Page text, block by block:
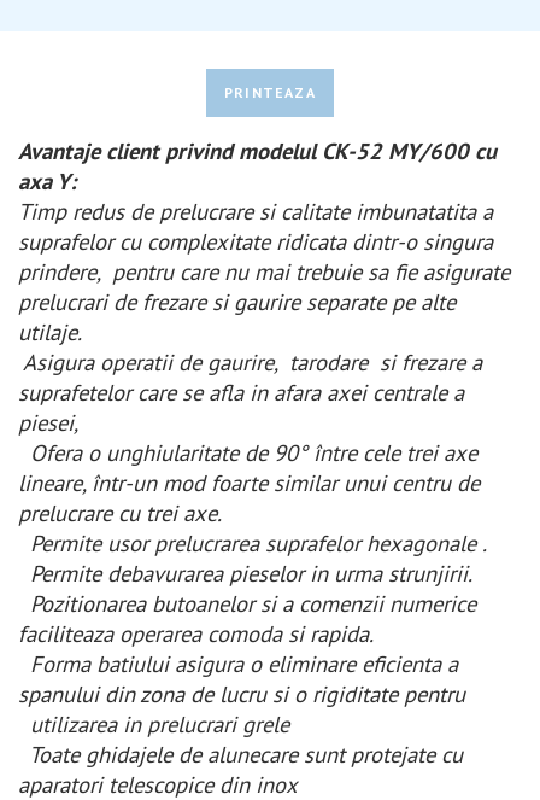
PRINTEAZA
Avantaje client privind modelul CK-52 MY/600 cu
axa Y:
Timp redus de prelucrare si calitate imbunatatita a
suprafelor cu complexitate ridicata dintr-o singura
prindere, pentru care nu mai trebuie sa fie asigurate
prelucrari de frezare si gaurire separate pe alte
utilaje.
Asigura operatii de gaurire, tarodare si frezare a
suprafetelor care se afla in afara axei centrale a
piesei,
Ofera o unghiularitate de 90° între cele trei axe
lineare, într-un mod foarte similar unui centru de
prelucrare cu trei axe.
Permite usor prelucrarea suprafelor hexagonale .
Permite debavurarea pieselor in urma strunjirii.
Pozitionarea butoanelor si a comenzii numerice
faciliteaza operarea comoda si rapida.
Forma batiului asigura o eliminare eficienta a
spanului din zona de lucru si o rigiditate pentru
utilizarea in prelucrari grele
Toate ghidajele de alunecare sunt protejate cu
aparatori telescopice din inox